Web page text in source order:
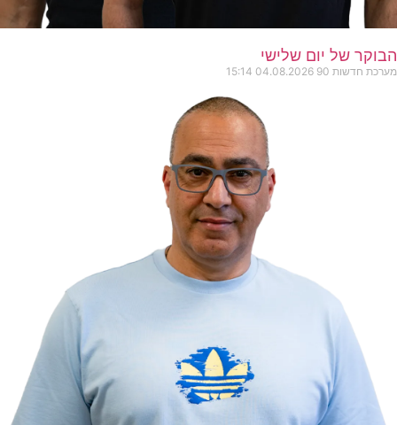
הבוקר של יום שלישי
מערכת חדשות 90 04.08.2026
15:14